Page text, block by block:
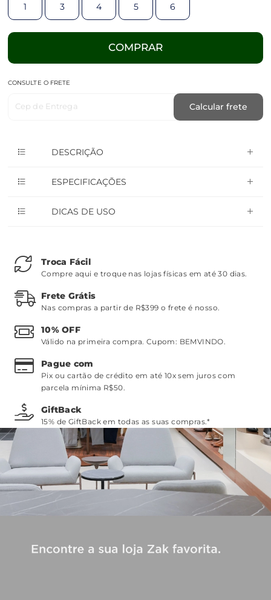
1 3 4 5 6
COMPRAR
CONSULTE O FRETE
Cep de Entrega Calcular frete
DESCRIÇÃO
ESPECIFICAÇÕES
DICAS DE USO
Troca Fácil
Compre aqui e troque nas lojas físicas em até 30 dias.
Frete Grátis
Nas compras a partir de R$399 o frete é nosso.
10% OFF
Válido na primeira compra. Cupom: BEMVINDO.
Pague com
Pix ou cartão de crédito em até 10x sem juros com
parcela mínima R$50.
GiftBack
15% de GiftBack em todas as suas compras.*